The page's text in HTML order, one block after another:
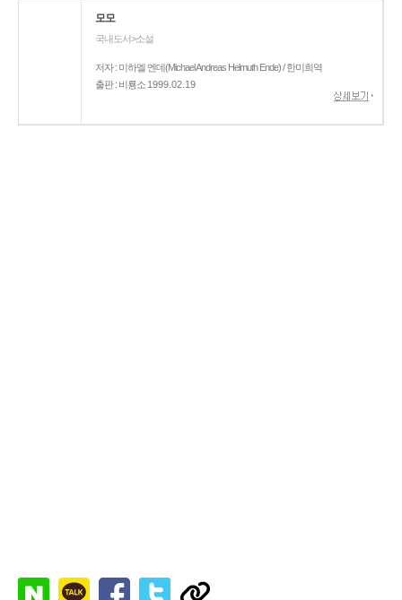
모모
국내도서>소설
저자 : 미하엘 엔데(Michael Andreas Helmuth Ende) / 한미희역
출판 : 비룡소 1999.02.19